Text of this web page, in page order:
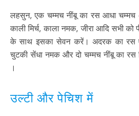
लहसुन, एक चम्मच नींबू का रस आधा चम्मच
काली मिर्च, काला नमक, जीरा आदि सभी
के साथ इसका सेवन करें। अदरक का
चुटकी सेंधा नमक और दो चम्मच नींबू का रस
।
उल्टी और पेचिश में